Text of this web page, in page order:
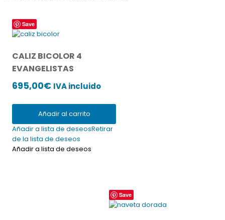
Save
CALIZ BICOLOR 4
EVANGELISTAS
695,00€ IVA incluido
Añadir al carrito
Añadir a lista de deseosRetirar
de la lista de deseos
Añadir a lista de deseos
Save